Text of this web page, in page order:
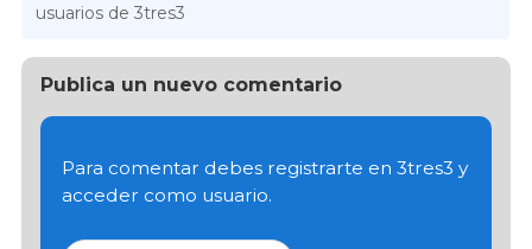
usuarios de 3tres3
Publica un nuevo comentario
Para comentar debes registrarte en 3tres3 y
acceder como usuario.